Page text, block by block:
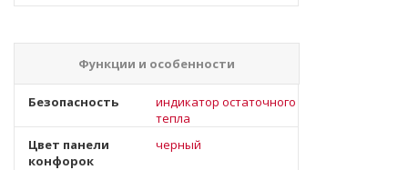
Функции и особенности
Безопасность
индикатор остаточного
тепла
Цвет панели
конфорок
черный